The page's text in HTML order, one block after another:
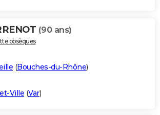
(90 ans)
obsèques
(Bouches-du-Rhône)
Ville (Var)